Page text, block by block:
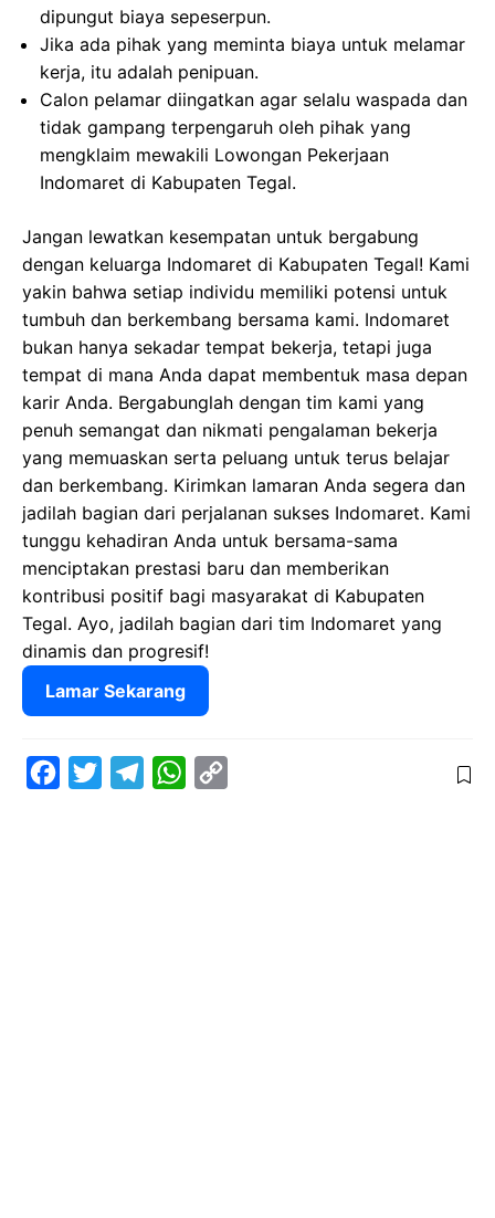
dipungut biaya sepeserpun.
Jika ada pihak yang meminta biaya untuk melamar
kerja, itu adalah penipuan.
Calon pelamar diingatkan agar selalu waspada dan
tidak gampang terpengaruh oleh pihak yang
mengklaim mewakili Lowongan Pekerjaan
Indomaret di Kabupaten Tegal.
Jangan lewatkan kesempatan untuk bergabung
dengan keluarga Indomaret di Kabupaten Tegal! Kami
yakin bahwa setiap individu memiliki potensi untuk
tumbuh dan berkembang bersama kami. Indomaret
bukan hanya sekadar tempat bekerja, tetapi juga
tempat di mana Anda dapat membentuk masa depan
karir Anda. Bergabunglah dengan tim kami yang
penuh semangat dan nikmati pengalaman bekerja
yang memuaskan serta peluang untuk terus belajar
dan berkembang. Kirimkan lamaran Anda segera dan
jadilah bagian dari perjalanan sukses Indomaret. Kami
tunggu kehadiran Anda untuk bersama-sama
menciptakan prestasi baru dan memberikan
kontribusi positif bagi masyarakat di Kabupaten
Tegal. Ayo, jadilah bagian dari tim Indomaret yang
dinamis dan progresif!
Lamar Sekarang
W